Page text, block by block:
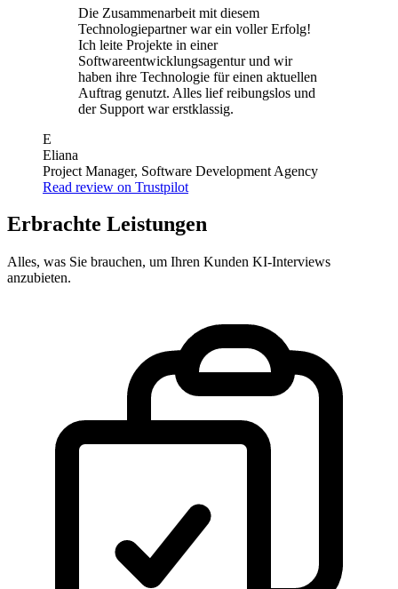
Die Zusammenarbeit mit diesem
Technologiepartner war ein voller Erfolg!
Ich leite Projekte in einer
Softwareentwicklungsagentur und wir
haben ihre Technologie für einen aktuellen
Auftrag genutzt. Alles lief reibungslos und
der Support war erstklassig.
E
Eliana
Project Manager, Software Development Agency
Read review on Trustpilot
Erbrachte Leistungen
Alles, was Sie brauchen, um Ihren Kunden KI-Interviews
anzubieten.